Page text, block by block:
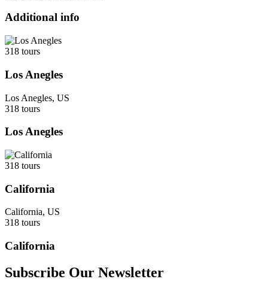
Additional info
318 tours
Los Anegles
Los Anegles, US
318 tours
Los Anegles
318 tours
California
California, US
318 tours
California
Subscribe Our Newsletter